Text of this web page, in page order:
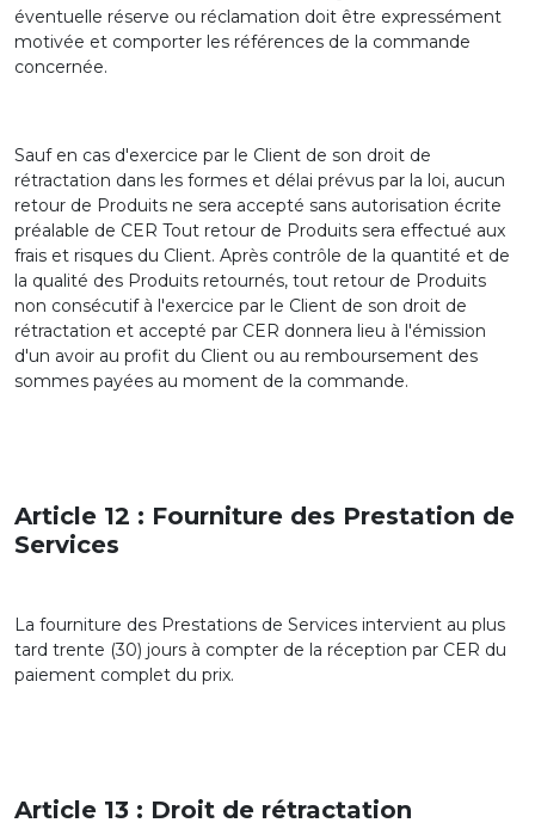
éventuelle réserve ou réclamation doit être expressément
motivée et comporter les références de la commande
concernée.
Sauf en cas d'exercice par le Client de son droit de
rétractation dans les formes et délai prévus par la loi, aucun
retour de Produits ne sera accepté sans autorisation écrite
préalable de CER Tout retour de Produits sera effectué aux
frais et risques du Client. Après contrôle de la quantité et de
la qualité des Produits retournés, tout retour de Produits
non consécutif à l'exercice par le Client de son droit de
rétractation et accepté par CER donnera lieu à l'émission
d'un avoir au profit du Client ou au remboursement des
sommes payées au moment de la commande.
Article 12 : Fourniture des Prestation de
Services
La fourniture des Prestations de Services intervient au plus
tard trente (30) jours à compter de la réception par CER du
paiement complet du prix.
Article 13 : Droit de rétractation